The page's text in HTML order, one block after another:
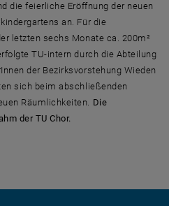
die feierliche Eröffnung der neuen
an. Für die
letzten sechs Monate ca. 200m²
TU-intern durch die Abteilung
der Bezirksvorstehung Wieden
sich beim abschließenden
Räumlichkeiten. Die
der TU Chor.